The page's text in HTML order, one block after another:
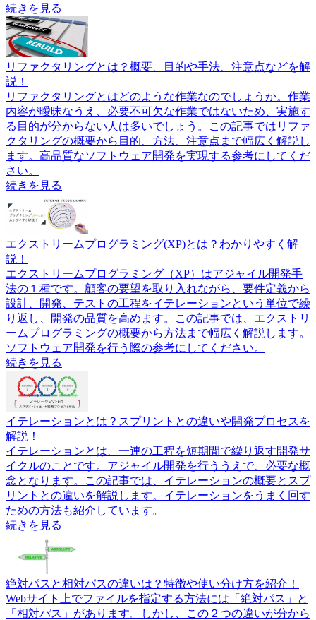
続きを見る
リファクタリングとは？概要、目的や手法、注意点などを解
説！
リファクタリングとはどのような作業なのでしょうか。作業
内容が曖昧なうえ、必要不可欠な作業ではないため、実施す
る目的が分からない人は多いでしょう。この記事ではリファ
クタリングの概要から目的、方法、注意点まで幅広く解説し
ます。高品質なソフトウェア開発を実現する参考にしてくだ
さい。
続きを見る
エクストリームプログラミング(XP)とは？わかりやすく解
説！
エクストリームプログラミング（XP）はアジャイル開発手
法の１種です。顧客の要望を取り入れながら、要件定義から
設計、開発、テストの工程をイテレーションという単位で繰
り返し、開発の品質を高めます。この記事では、エクストリ
ームプログラミングの概要から方法まで幅広く解説します。
ソフトウェア開発を行う際の参考にしてください。
続きを見る
イテレーションとは？スプリントとの違いや開発プロセスを
解説！
イテレーションとは、一連の工程を短期間で繰り返す開発サ
イクルのことです。アジャイル開発を行ううえで、必要な概
念となります。この記事では、イテレーションの概要とスプ
リントとの違いを解説します。イテレーションをうまく回す
ための方法も紹介しています。
続きを見る
絶対パスと相対パスの違いは？特徴や使い分け方を紹介！
Webサイト上でファイルを指定する方法には「絶対パス」と
「相対パス」があります。しかし、この２つの違いが分から